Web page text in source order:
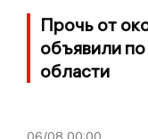
Прочь от
объявили
области